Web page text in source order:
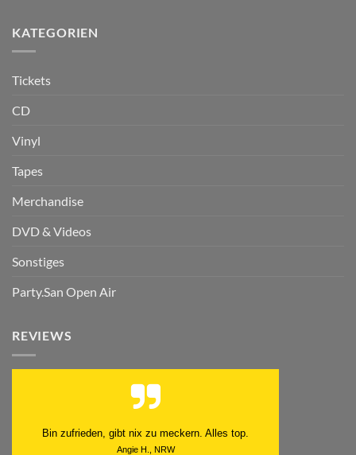
KATEGORIEN
Tickets
CD
Vinyl
Tapes
Merchandise
DVD & Videos
Sonstiges
Party.San Open Air
REVIEWS
Bin zufrieden, gibt nix zu meckern. Alles top.
Angie H., NRW